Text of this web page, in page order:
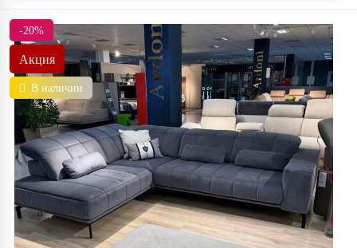
-20%
Акция
В наличии